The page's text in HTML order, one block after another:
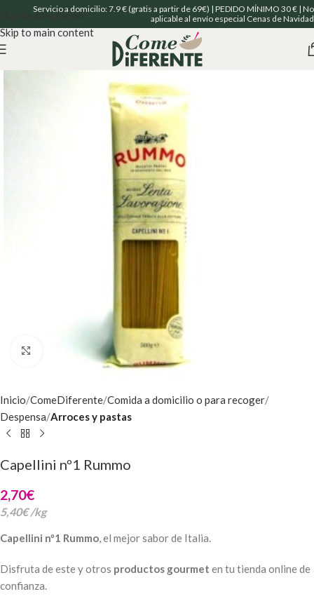
Skip to navigation
Skip to main content
Servicio a domicilio: 7.9 € (gratis a partir de 69€) | PEDIDO MÍNIMO 30 € | No
aplicable al envío especial Cenas de Navidad
Clic para ampliar
Inicio ComeDiferente Comida a domicilio o para recoger
Despensa Arroces y pastas
Capellini nº1 Rummo
2,70€
5,40€ /kg
Capellini nº1 Rummo, el mejor sabor de Italia.
Disfruta de este y otros productos gourmet en tu tienda online de
confianza.